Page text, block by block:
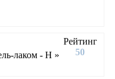
Рейтинг
50
лаком - Н »